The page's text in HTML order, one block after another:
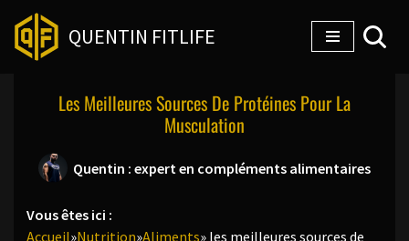
Aller
contenu
QUENTIN FITLIFE
Les Meilleures Sources De Protéines Pour La
Musculation
Quentin : expert en compléments alimentaires
Vous êtes ici :
Accueil»Nutrition»Aliments» les meilleures sources de